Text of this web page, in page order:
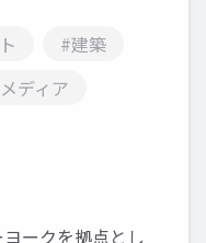
#建築
ディア
ークを拠点とし